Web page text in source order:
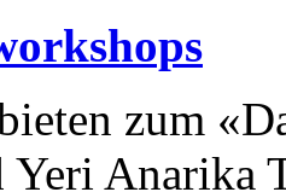
zum
Anarika